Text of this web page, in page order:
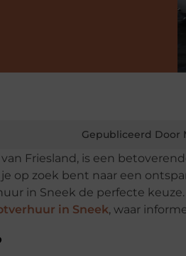
Gepubliceerd Door
Friesland, is een
op zoek bent naar een
in Sneek de perfecte
in Sneek, waar